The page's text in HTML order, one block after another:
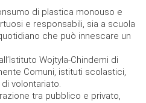
di plastica monouso e
e responsabili, sia a scuola
che può innescare un
Wojtyla-Chindemi di
Comuni, istituti scolastici,
volontariato.
tra pubblico e privato,